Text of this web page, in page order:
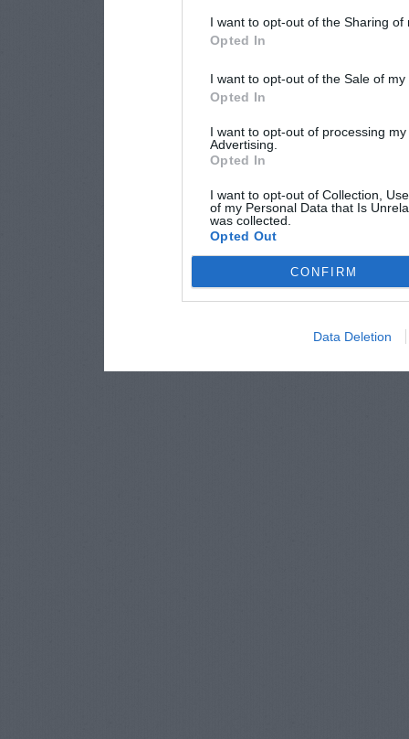
I want to opt-out of the Sharing of
Opted In
I want to opt-out of the Sale of
Opted In
I want to opt-out of processing
Advertising.
Opted In
I want to opt-out of Collection,
of my Personal Data that Is
was collected.
Opted Out
CONFIRM
Data Deletion